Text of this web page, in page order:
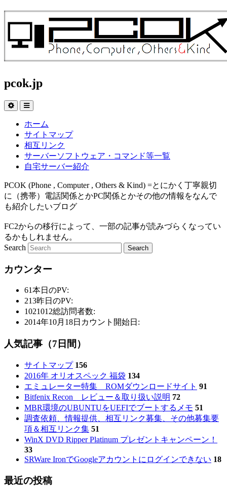
pcok.jp
ホーム
サイトマップ
相互リンク
サーバーソフトウェア・コマンド等一覧
自宅サーバー紹介
PCOK (Phone , Computer , Others & Kind) =とにかく丁寧親切
に（携帯）電話関係とかPC関係とかその他の情報をなんで
も紹介したいブログ
FC2からの移行によって、一部の記事が読みづらくなってい
るかもしれません。
Search
カウンター
61本日のPV:
213昨日のPV:
1021012総訪問者数:
2014年10月18日 カウント開始日:
人気記事（7日間）
サイトマップ 156
2016年 オリオスペック 福袋 134
エミュレーター特集 ROMダウンロードサイト 91
Bitfenix Recon レビュー＆取り扱い説明 72
MBR環境のUBUNTUをUEFIでブートするメモ 51
調査依頼、情報提供、相互リンク募集、その他募集要
項＆相互リンク集 51
WinX DVD Ripper Platinum プレゼントキャンペーン！
33
SRWare IronでGoogleアカウントにログインできない 18
最近の投稿